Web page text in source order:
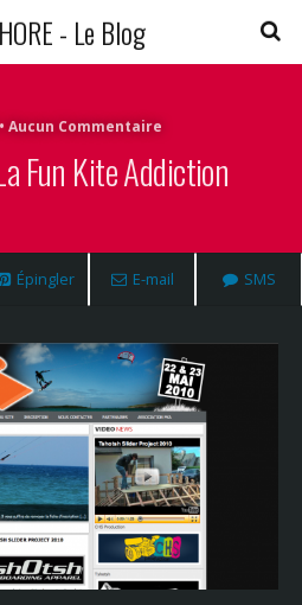
- Le Blog
Aucun Commentaire
Fun Kite Addiction
Épingler E-mail SMS